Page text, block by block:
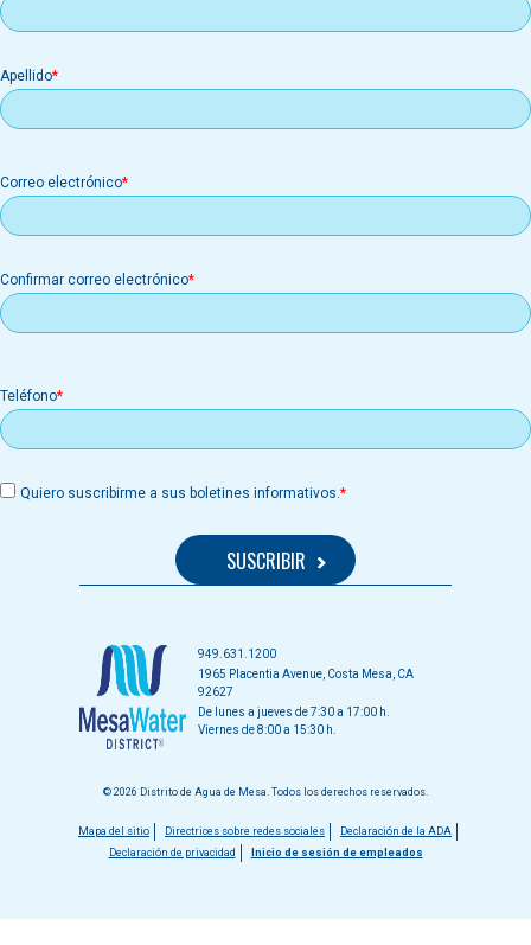
Apellido
Correo
electrónico
Correo electrónico
Confirmar correo electrónico
Teléfono
Quiero suscribirme a sus boletines informativos.
949.631.1200
1965 Placentia Avenue, Costa Mesa, CA
92627
De lunes a jueves de 7:30 a 17:00 h.
Viernes de 8:00 a 15:30 h.
© 2026 Distrito de Agua de Mesa. Todos los derechos reservados.
Menú
pie
Mapa del sitio Directrices sobre redes sociales
Declaración de la ADA
Declaración de privacidad
Inicio de sesión de empleados